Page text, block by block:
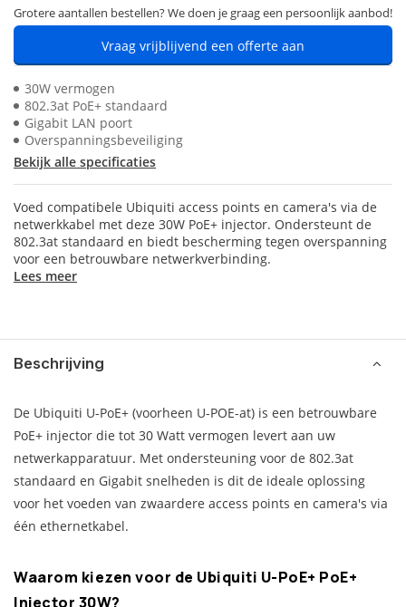
Grotere aantallen bestellen? We doen je graag een persoonlijk aanbod!
Vraag vrijblijvend een offerte aan
30W vermogen
802.3at PoE+ standaard
Gigabit LAN poort
Overspanningsbeveiliging
Bekijk alle specificaties
Voed compatibele Ubiquiti access points en camera's via de
netwerkkabel met deze 30W PoE+ injector. Ondersteunt de
802.3at standaard en biedt bescherming tegen overspanning
voor een betrouwbare netwerkverbinding.
Lees meer
Beschrijving
De Ubiquiti U-PoE+ (voorheen U-POE-at) is een betrouwbare
PoE+ injector die tot 30 Watt vermogen levert aan uw
netwerkapparatuur. Met ondersteuning voor de 802.3at
standaard en Gigabit snelheden is dit de ideale oplossing
voor het voeden van zwaardere access points en camera's via
één ethernetkabel.
Waarom kiezen voor de Ubiquiti U-PoE+ PoE+
Injector 30W?